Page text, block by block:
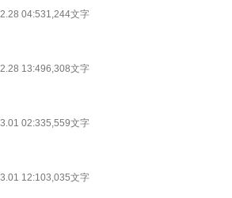
04:531,244文字
13:496,308文字
02:335,559文字
12:103,035文字